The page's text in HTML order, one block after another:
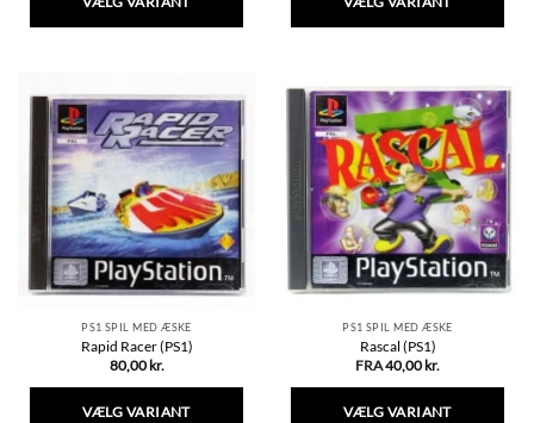
flere
varianter.
Mulighederne
kan
vælges
på
varesiden
har
flere
varianter.
Mulighederne
kan
vælges
på
varesiden
PS1 SPIL MED ÆSKE
Rapid Racer (PS1)
80,00 kr.
VÆLG VARIANT
PS1 SPIL MED ÆSKE
Rascal (PS1)
FRA40,00 kr.
VÆLG VARIANT